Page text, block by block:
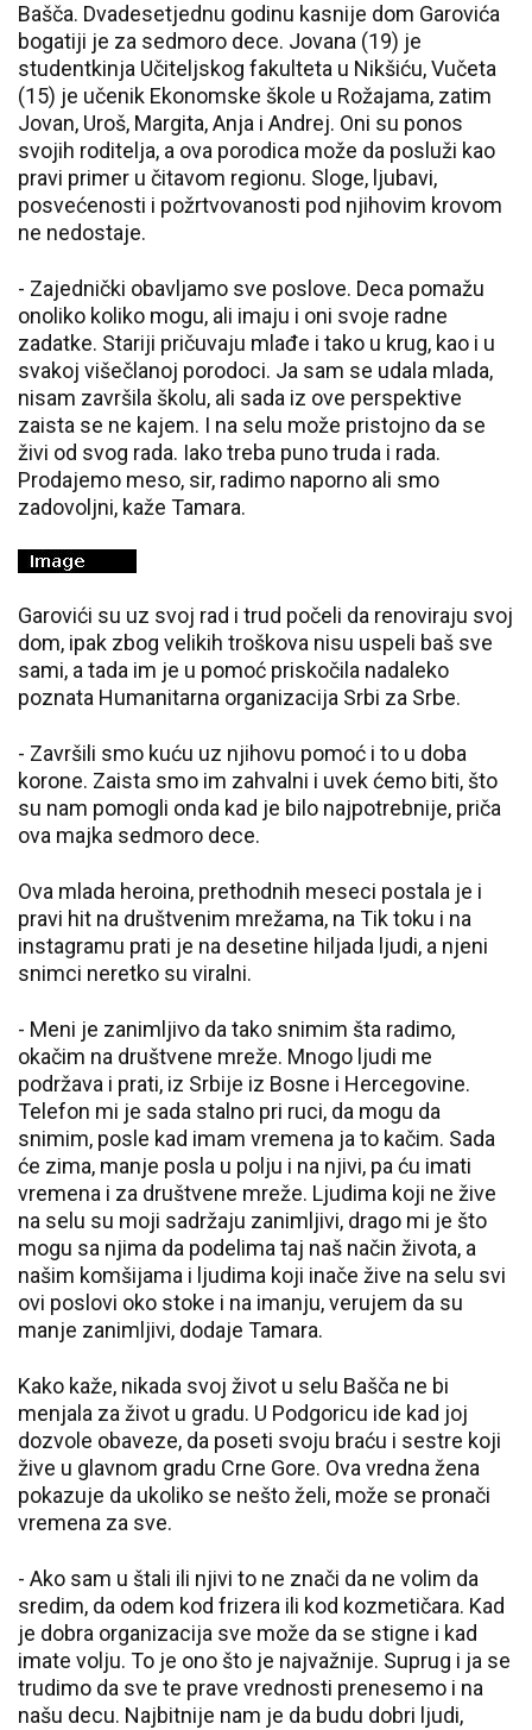
Bašča. Dvadesetjednu godinu kasnije dom Garovića
bogatiji je za sedmoro dece. Jovana (19) je
studentkinja Učiteljskog fakulteta u Nikšiću, Vučeta
(15) je učenik Ekonomske škole u Rožajama, zatim
Jovan, Uroš, Margita, Anja i Andrej. Oni su ponos
svojih roditelja, a ova porodica može da posluži kao
pravi primer u čitavom regionu. Sloge, ljubavi,
posvećenosti i požrtvovanosti pod njihovim krovom
ne nedostaje.
- Zajednički obavljamo sve poslove. Deca pomažu
onoliko koliko mogu, ali imaju i oni svoje radne
zadatke. Stariji pričuvaju mlađe i tako u krug, kao i u
svakoj višečlanoj porodoci. Ja sam se udala mlada,
nisam završila školu, ali sada iz ove perspektive
zaista se ne kajem. I na selu može pristojno da se
živi od svog rada. Iako treba puno truda i rada.
Prodajemo meso, sir, radimo naporno ali smo
zadovoljni, kaže Tamara.
Garovići su uz svoj rad i trud počeli da renoviraju svoj
dom, ipak zbog velikih troškova nisu uspeli baš sve
sami, a tada im je u pomoć priskočila nadaleko
poznata Humanitarna organizacija Srbi za Srbe.
- Završili smo kuću uz njihovu pomoć i to u doba
korone. Zaista smo im zahvalni i uvek ćemo biti, što
su nam pomogli onda kad je bilo najpotrebnije, priča
ova majka sedmoro dece.
Ova mlada heroina, prethodnih meseci postala je i
pravi hit na društvenim mrežama, na Tik toku i na
instagramu prati je na desetine hiljada ljudi, a njeni
snimci neretko su viralni.
- Meni je zanimljivo da tako snimim šta radimo,
okačim na društvene mreže. Mnogo ljudi me
podržava i prati, iz Srbije iz Bosne i Hercegovine.
Telefon mi je sada stalno pri ruci, da mogu da
snimim, posle kad imam vremena ja to kačim. Sada
će zima, manje posla u polju i na njivi, pa ću imati
vremena i za društvene mreže. Ljudima koji ne žive
na selu su moji sadržaju zanimljivi, drago mi je što
mogu sa njima da podelima taj naš način života, a
našim komšijama i ljudima koji inače žive na selu svi
ovi poslovi oko stoke i na imanju, verujem da su
manje zanimljivi, dodaje Tamara.
Kako kaže, nikada svoj život u selu Bašča ne bi
menjala za život u gradu. U Podgoricu ide kad joj
dozvole obaveze, da poseti svoju braću i sestre koji
žive u glavnom gradu Crne Gore. Ova vredna žena
pokazuje da ukoliko se nešto želi, može se pronači
vremena za sve.
- Ako sam u štali ili njivi to ne znači da ne volim da
sredim, da odem kod frizera ili kod kozmetičara. Kad
je dobra organizacija sve može da se stigne i kad
imate volju. To je ono što je najvažnije. Suprug i ja se
trudimo da sve te prave vrednosti prenesemo i na
našu decu. Najbitnije nam je da budu dobri ljudi,